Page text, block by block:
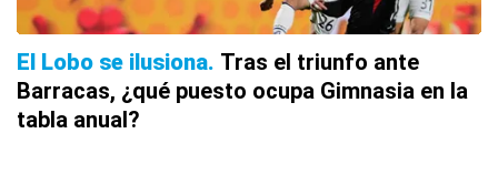
El Lobo se ilusiona Tras el triunfo ante
Barracas, ¿qué puesto ocupa Gimnasia en la
tabla anual?